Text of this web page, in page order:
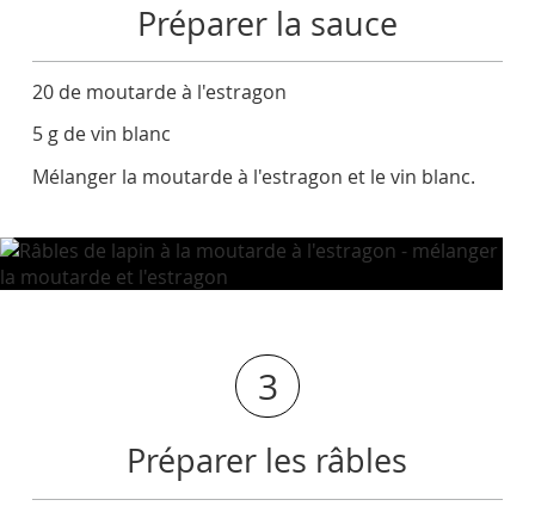
Préparer la sauce
20 de moutarde à l'estragon
5 g de vin blanc
Mélanger la moutarde à l'estragon et le vin blanc.
3
Préparer les râbles